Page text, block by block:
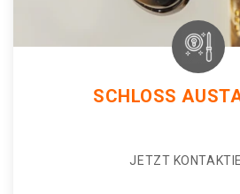
SCHLOSS
JETZT